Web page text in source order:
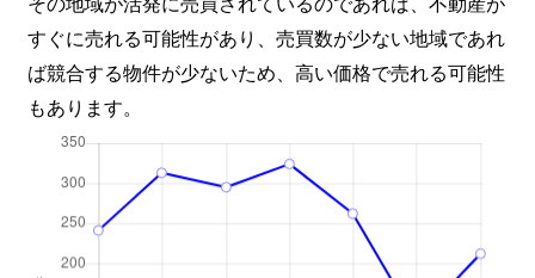
すぐに売れる可能性があり、売買数が少ない地域であれ
ば競合する物件が少ないため、高い価格で売れる可能性
もあります。